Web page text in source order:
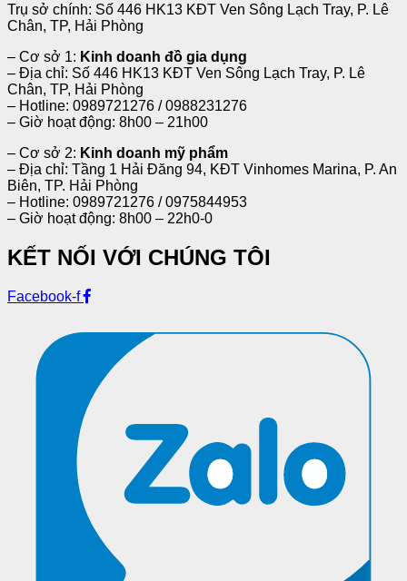
Trụ sở chính: Số 446 HK13 KĐT Ven Sông Lạch Tray, P. Lê
Chân, TP, Hải Phòng
– Cơ sở 1: Kinh doanh đồ gia dụng
– Địa chỉ: Số 446 HK13 KĐT Ven Sông Lạch Tray, P. Lê
Chân, TP, Hải Phòng
– Hotline: 0989721276 / 0988231276
– Giờ hoạt động: 8h00 – 21h00
– Cơ sở 2: Kinh doanh mỹ phẩm
– Địa chỉ: Tầng 1 Hải Đăng 94, KĐT Vinhomes Marina, P. An
Biên, TP. Hải Phòng
– Hotline: 0989721276 / 0975844953
– Giờ hoạt động: 8h00 – 22h0-0
KẾT NỐI VỚI CHÚNG TÔI
Facebook-f